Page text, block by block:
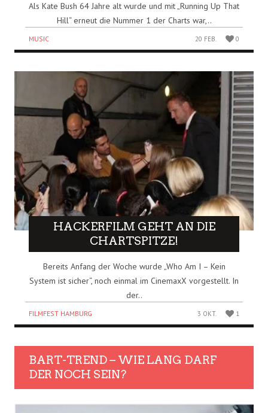
Als Kate Bush 64 Jahre alt wurde und mit „Running Up That
Hill“ erneut die Nummer 1 der Charts war,..
MUSIC 20 FEB. 0
HACKERFILM GEHT AN DIE
CHARTSPITZE!
Bereits Anfang der Woche wurde „Who Am I – Kein
System ist sicher“, noch einmal im CinemaxX vorgestellt. In
der..
FILMFEST HAMBURG 3 OKT. 1
BART-TREND – WIE LANG DARF
DER NOCH SEIN?